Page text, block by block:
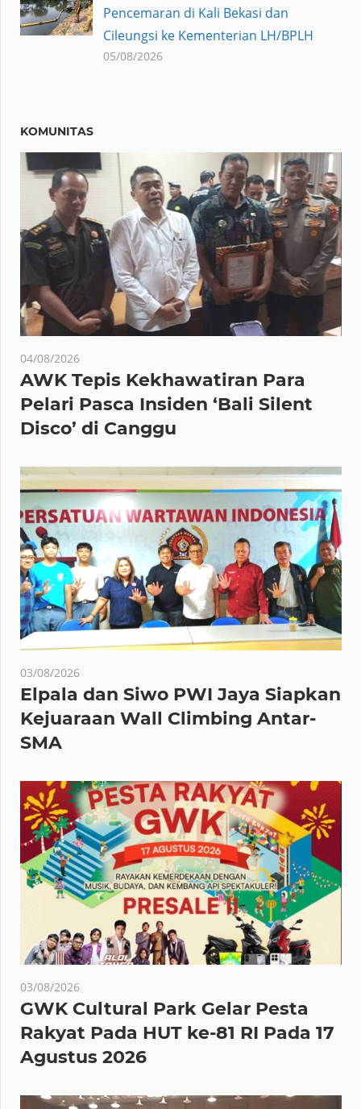
Pencemaran di Kali Bekasi dan
Cileungsi ke Kementerian LH/BPLH
05/08/2026
KOMUNITAS
04/08/2026
AWK Tepis Kekhawatiran Para
Pelari Pasca Insiden ‘Bali Silent
Disco’ di Canggu
03/08/2026
Elpala dan Siwo PWI Jaya Siapkan
Kejuaraan Wall Climbing Antar-
SMA
03/08/2026
GWK Cultural Park Gelar Pesta
Rakyat Pada HUT ke-81 RI Pada 17
Agustus 2026